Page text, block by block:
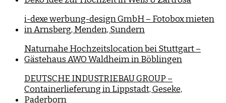
i-dexe werbung-design GmbH – Fotobox mieten
in Arnsberg, Menden, Sundern
Naturnahe Hochzeitslocation bei Stuttgart –
Gästehaus AWO Waldheim in Böblingen
DEUTSCHE INDUSTRIEBAU GROUP –
Containerlieferung in Lippstadt, Geseke,
Paderborn